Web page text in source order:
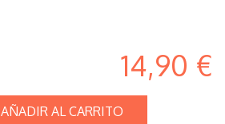
14,90 €
AÑADIR AL CARRITO